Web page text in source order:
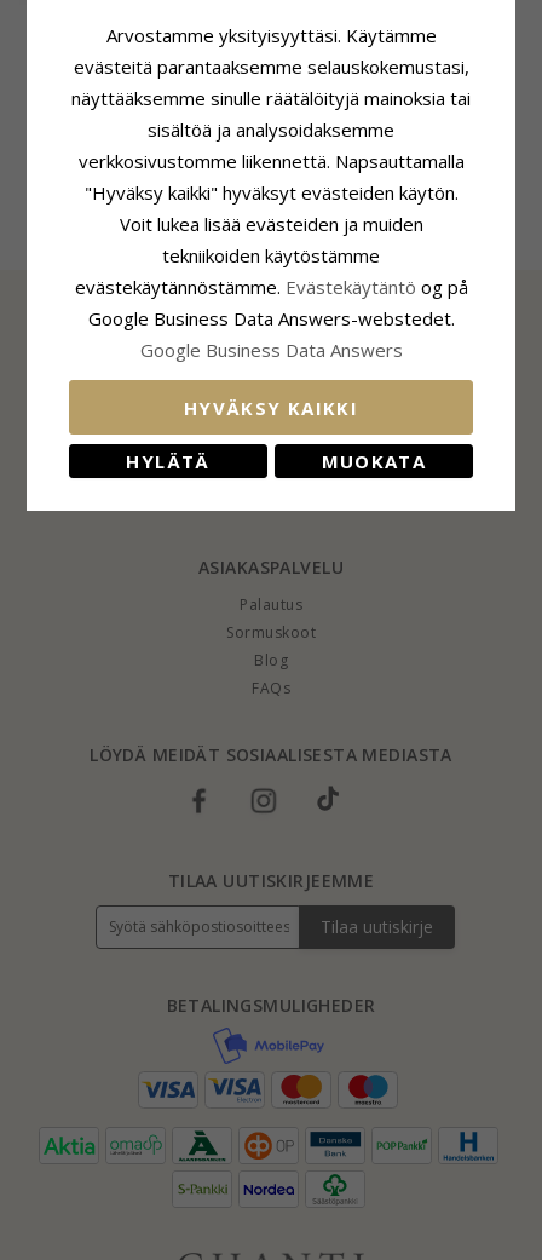
hopeaa
CHANTI hinta 84,-
TIEDOT
CHANTI Club
Yhteystiedot
Sivuston eväste- ja yksityisyyskäytäntö
ASIAKASPALVELU
Palautus
Sormuskoot
Blog
FAQs
LÖYDÄ MEIDÄT SOSIAALISESTA MEDIASTA
BETALINGSMULIGHEDER
TILAA UUTISKIRJEEMME
Tilaa uutiskirje
Arvostamme yksityisyyttäsi. Käytämme
evästeitä parantaaksemme selauskokemustasi,
näyttääksemme sinulle räätälöityjä mainoksia tai
sisältöä ja analysoidaksemme
verkkosivustomme liikennettä. Napsauttamalla
"Hyväksy kaikki" hyväksyt evästeiden käytön.
Voit lukea lisää evästeiden ja muiden
tekniikoiden käytöstämme
evästekäytännöstämme. Evästekäytäntö og på
Google Business Data Answers-webstedet.
Google Business Data Answers
HYVÄKSY KAIKKI
HYLÄTÄ MUOKATA